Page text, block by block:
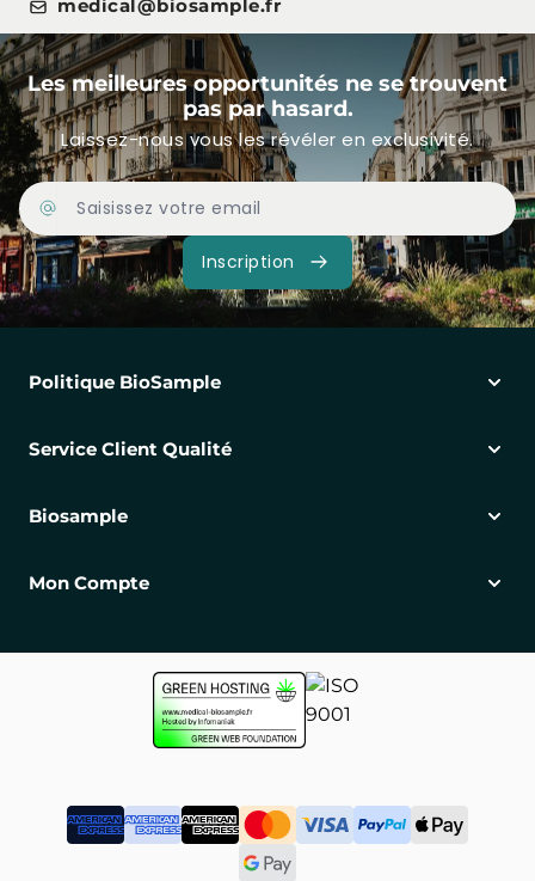
medical@biosample.fr
Les meilleures opportunités ne se trouvent
pas par hasard.
Laissez-nous vous les révéler en exclusivité.
Adresse Email
Inscription
Politique BioSample
Service Client Qualité
Biosample
Mon Compte